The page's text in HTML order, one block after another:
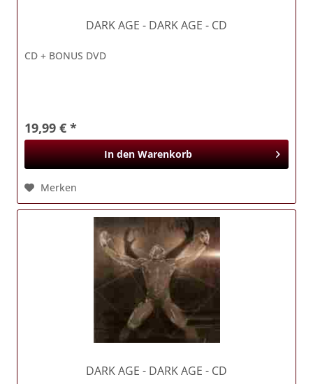
DARK AGE - DARK AGE - CD
CD + BONUS DVD
19,99 € *
In den Warenkorb
Merken
DARK AGE - DARK AGE - CD